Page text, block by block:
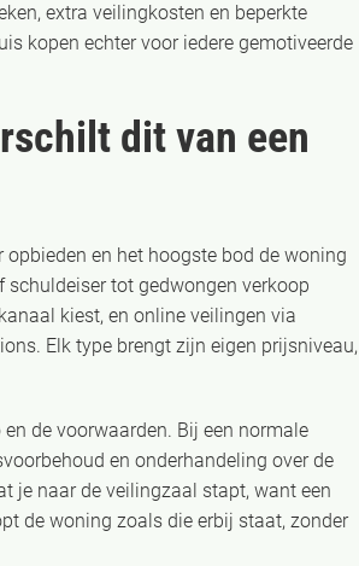
extra veilingkosten en beperkte
kopen echter voor iedere gemotiveerde
dit van een
en het hoogste bod de woning
tot gedwongen verkoop
kiest, en online veilingen via
Elk type brengt zijn eigen prijsniveau,
de voorwaarden. Bij een normale
en onderhandeling over de
je naar de veilingzaal stapt, want een
de woning zoals die erbij staat, zonder